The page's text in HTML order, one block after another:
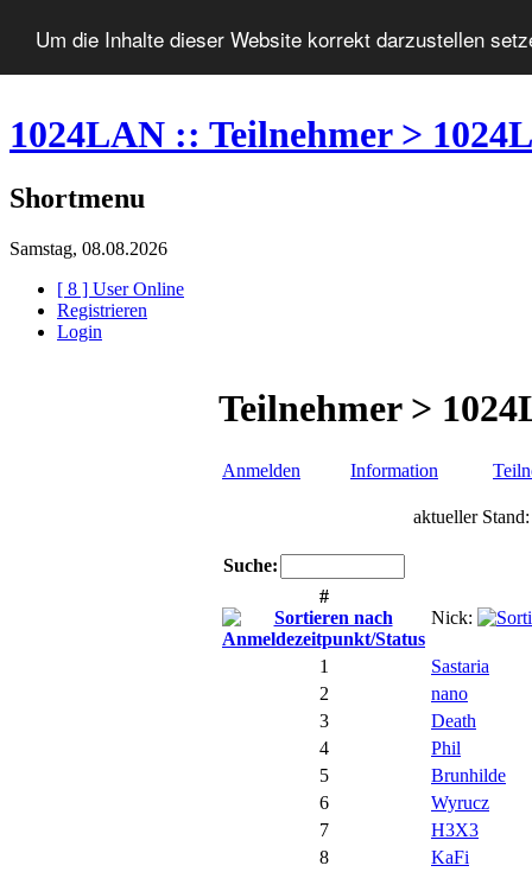
Um die Inhalte dieser Website korrekt darzustellen
1024LAN :: Teilnehmer >
Shortmenu
Samstag, 08.08.2026
[ 8 ] User Online
Registrieren
Login
Teilnehmer >
Anmelden Information
aktueller
Suche:
#
Nick:
1
Sastaria
2
nano
3
Death
4
Phil
5
Brunhilde
6
Wyrucz
7
H3X3
8
KaFi